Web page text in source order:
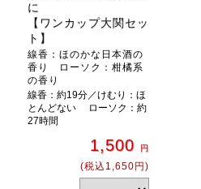
に
【ワンカップ大関セッ
ト】
線香：ほのかな日本酒の
香り ローソク：柑橘系
の香り
線香：約19分／けむり：ほ
とんどない ローソク：約
27時間
1,500 円
(税込1,650円)